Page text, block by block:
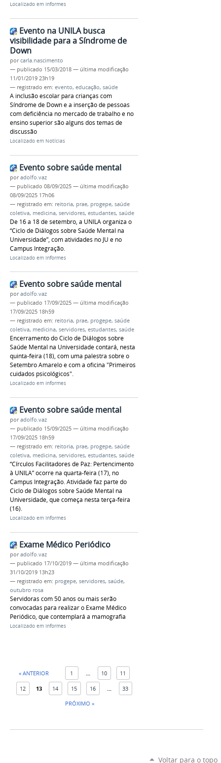
Localizado em Informes
Evento na UNILA busca
visibilidade para a Síndrome de
Down
porcarla.nascimento
— publicado 15/03/2018 — última modificação
11/01/2019 23h19
— registrado em: evento, educação, saúde
A inclusão escolar para crianças com
Síndrome de Down e a inserção de pessoas
com deficiência no mercado de trabalho e no
ensino superior são alguns dos temas de
discussão
Localizado em Notícias
Evento sobre saúde mental
poradolfo.vaz
— publicado 08/09/2025 — última modificação
08/09/2025 17h06
— registrado em: reitoria, prae, progepe, saúde
coletiva, medicina, servidores, estudantes, saúde
De 16 a 18 de setembro, a UNILA organiza o
“Ciclo de Diálogos sobre Saúde Mental na
Universidade”, com atividades no JU e no
Campus Integração.
Localizado em Informes
Evento sobre saúde mental
poradolfo.vaz
— publicado 17/09/2025 — última modificação
17/09/2025 18h59
— registrado em: reitoria, prae, progepe, saúde
coletiva, medicina, servidores, estudantes, saúde
Encerramento do Ciclo de Diálogos sobre
Saúde Mental na Universidade contará, nesta
quinta-feira (18), com uma palestra sobre o
Setembro Amarelo e com a oficina "Primeiros
cuidados psicológicos".
Localizado em Informes
Evento sobre saúde mental
poradolfo.vaz
— publicado 15/09/2025 — última modificação
17/09/2025 18h59
— registrado em: reitoria, prae, progepe, saúde
coletiva, medicina, servidores, estudantes, saúde
“Círculos Facilitadores de Paz: Pertencimento
à UNILA” ocorre na quarta-feira (17), no
Campus Integração. Atividade faz parte do
Ciclo de Diálogos sobre Saúde Mental na
Universidade, que começa nesta terça-feira
(16).
Localizado em Informes
Exame Médico Periódico
poradolfo.vaz
— publicado 17/10/2019 — última modificação
31/10/2019 13h23
— registrado em: progepe, servidores, saúde,
outubro rosa
Servidoras com 50 anos ou mais serão
convocadas para realizar o Exame Médico
Periódico, que contemplará a mamografia
Localizado em Informes
« ANTERIOR 1 10 11
12 13 14 15 16
33
PRÓXIMO »
Voltar para o topo